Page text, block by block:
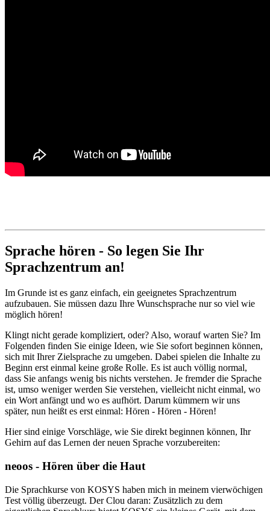
Sprache hören - So legen Sie Ihr
Sprachzentrum an!
Im Grunde ist es ganz einfach, ein geeignetes Sprachzentrum
aufzubauen. Sie müssen dazu Ihre Wunschsprache nur so viel wie
möglich hören!
Klingt nicht gerade kompliziert, oder? Also, worauf warten Sie? Im
Folgenden finden Sie einige Ideen, wie Sie sofort beginnen können,
sich mit Ihrer Zielsprache zu umgeben. Dabei spielen die Inhalte zu
Beginn erst einmal keine große Rolle. Es ist auch völlig normal,
dass Sie anfangs wenig bis nichts verstehen. Je fremder die Sprache
ist, umso weniger werden Sie verstehen, vielleicht nicht einmal, wo
ein Wort anfängt und wo es aufhört. Darum kümmern wir uns
später, nun heißt es erst einmal: Hören - Hören - Hören!
Hier sind einige Vorschläge, wie Sie direkt beginnen können, Ihr
Gehirn auf das Lernen der neuen Sprache vorzubereiten:
neoos - Hören über die Haut
Die Sprachkurse von KOSYS haben mich in meinem vierwöchigen
Test völlig überzeugt. Der Clou daran: Zusätzlich zu dem